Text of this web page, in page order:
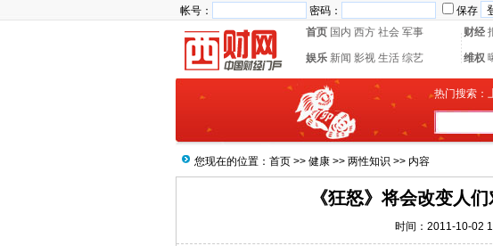
帐号： 密码： 保存
首页 国内 西方 社会 军事 财经
娱乐 新闻 影视 生活 综艺 维权
热门搜索：
您现在的位置： 首页 >> 健康 >> 两性知识 >> 内容
《狂怒》将会改变人
时间：2011-10-02